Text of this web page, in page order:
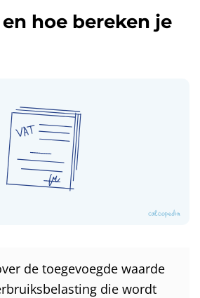
hoe bereken je
de toegevoegde waarde
die wordt